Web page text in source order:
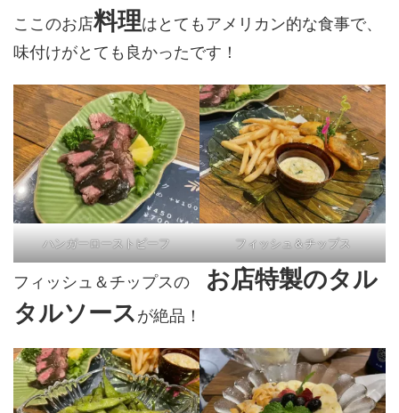
ここのお店料理はとてもアメリカン的な食事で、
味付けがとても良かったです！
ハンガーローストビーフ フィッシュ＆チップス
フィッシュ＆チップスの お店特製のタル
タルソースが絶品！